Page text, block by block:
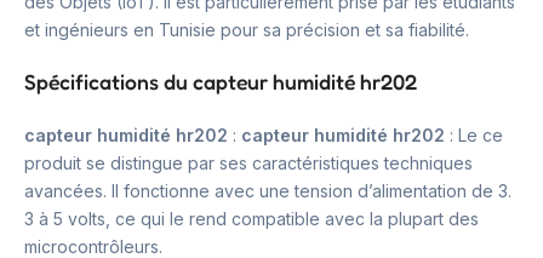
et ingénieurs en Tunisie pour sa précision et sa fiabilité.
Spécifications du capteur humidité hr202
capteur humidité hr202 : capteur humidité hr202 : Le ce
produit se distingue par ses caractéristiques techniques
avancées. Il fonctionne avec une tension d’alimentation de 3.
3 à 5 volts, ce qui le rend compatible avec la plupart des
microcontrôleurs.